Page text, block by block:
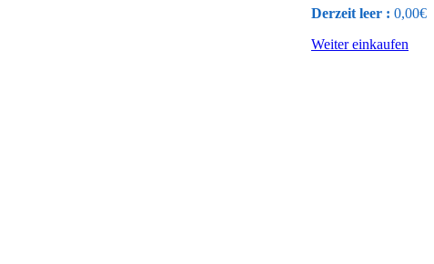
Derzeit leer : 0,00€
Weiter einkaufen